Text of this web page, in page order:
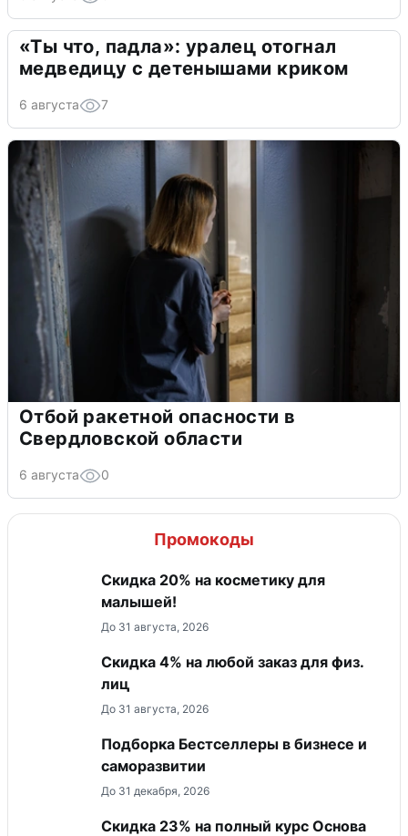
«Ты что, падла»: уралец отогнал
медведицу с детенышами криком
6 августа 7
Отбой ракетной опасности в
Свердловской области
6 августа 0
Промокоды
Скидка 20% на косметику для
малышей!
До 31 августа, 2026
Скидка 4% на любой заказ для физ.
лиц
До 31 августа, 2026
Подборка Бестселлеры в бизнесе и
саморазвитии
До 31 декабря, 2026
Скидка 23% на полный курс Основа